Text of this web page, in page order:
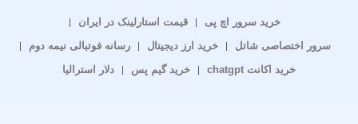
خرید سرور اچ پی
قیمت استارلینک در ایران
سرور اختصاصی شاتل
خرید ارز دیجیتال
رسانه فوتبالی نیمه دوم
خرید اکانت chatgpt
خرید گیم پس دلار استرالیا